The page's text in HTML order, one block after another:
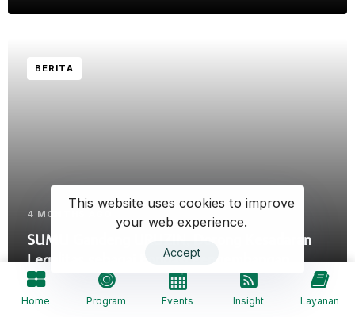
BERITA
4 MONTHS AGO
SUMU Gandeng URUZIN, Dorong Kesadaran
Legalitas sebagai Fondasi Pengembangan
Bisnis
Home Program Events Insight Layanan
This website uses cookies to improve
your web experience.
Accept